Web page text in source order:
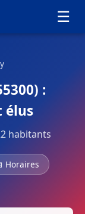
☰
:
élus
habitants
Horaires